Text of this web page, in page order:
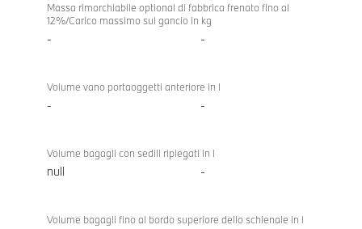
Massa rimorchiabile optional di fabbrica frenato fino al
12%/Carico massimo sul gancio in kg
- -
Volume vano portaoggetti anteriore in l
- -
Volume bagagli con sedili ripiegati in l
null -
Volume bagagli fino al bordo superiore dello schienale in l